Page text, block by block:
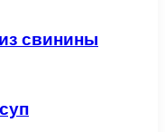
свинины